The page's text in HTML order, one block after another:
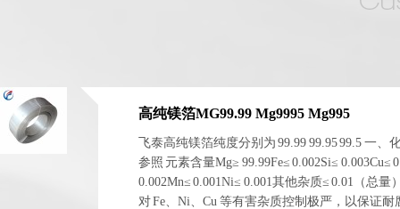
高纯镁箔MG99.99 Mg9995 Mg995
飞泰高纯镁箔纯度分别为 99.99 99.95 99.5 一、
参照 元素含量Mg≥ 99.99Fe≤ 0.002Si≤ 0.003Cu≤
0.002Mn≤ 0.001Ni≤ 0.001其他杂质≤ 0.01（总量
对 Fe、Ni、Cu 等有害杂质控制极严，以保证耐